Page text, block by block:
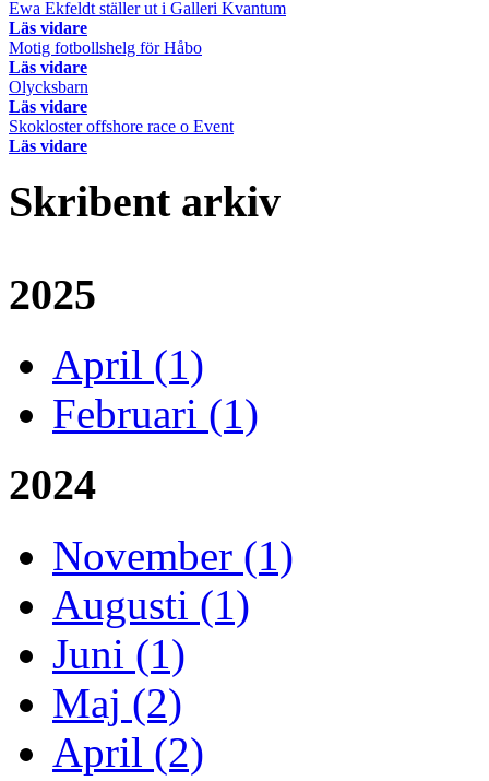
Ewa Ekfeldt ställer ut i Galleri Kvantum
Läs vidare
Motig fotbollshelg för Håbo
Läs vidare
Olycksbarn
Läs vidare
Skokloster offshore race o Event
Läs vidare
Skribent arkiv
2025
April (1)
Februari (1)
2024
November (1)
Augusti (1)
Juni (1)
Maj (2)
April (2)